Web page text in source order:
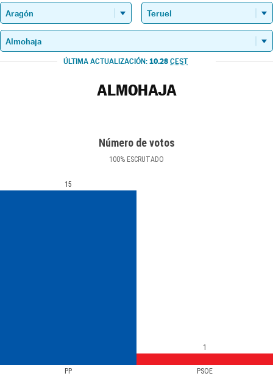
ÚLTIMA ACTUALIZACIÓN: 10.28 CEST
ALMOHAJA
Número de votos
100% ESCRUTADO
PP PSOE
15
1